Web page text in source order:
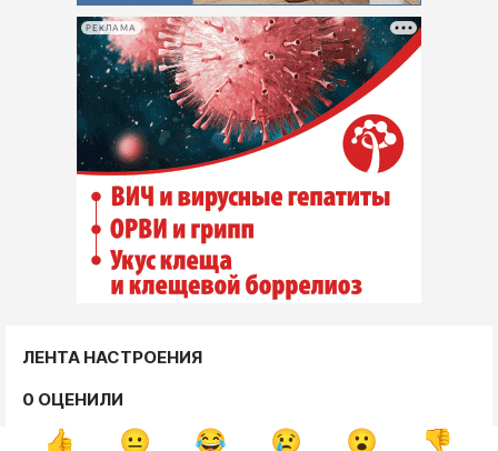
РЕКЛАМА
ЛЕНТА НАСТРОЕНИЯ
0 ОЦЕНИЛИ